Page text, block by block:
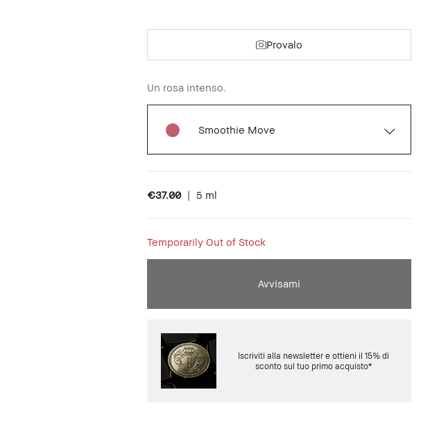
Provalo
Un rosa intenso.
Smoothie Move
€37.00 | 5 ml
Temporarily Out of Stock
Avvisami
Iscriviti alla newsletter e ottieni il 15% di
sconto sul tuo primo acquisto*